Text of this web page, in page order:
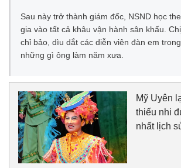
Sau này trở thành giám đốc, NSND học
gia vào tất cả khâu vận hành sân khấu.
chỉ bảo, dìu dắt các diễn viên đàn em
những gì ông làm năm xưa.
Mỹ Uyên
thiếu nhi
nhất lịch